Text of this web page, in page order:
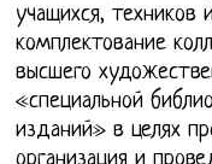
учащихся, техников
комплектование
высшего
«специальной
изданий» в целях